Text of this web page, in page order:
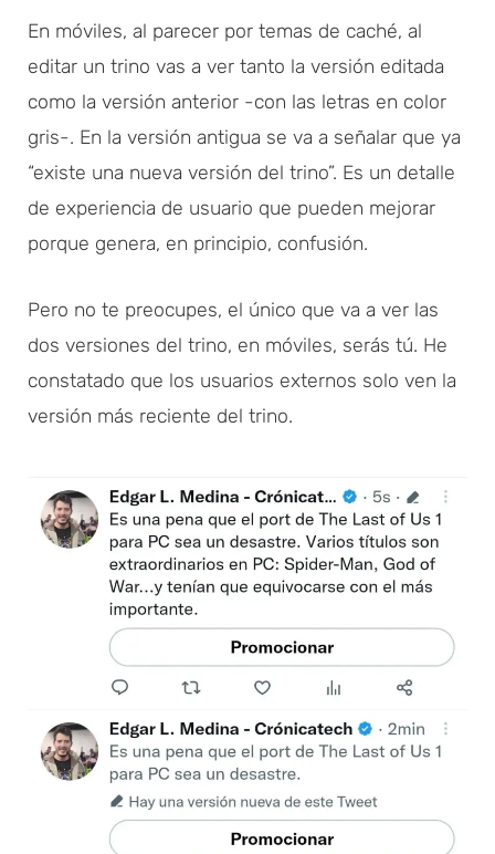
En móviles, al parecer por temas de caché, al
editar un trino vas a ver tanto la versión editada
como la versión anterior -con las letras en color
gris-. En la versión antigua se va a señalar que ya
“existe una nueva versión del trino”. Es un detalle
de experiencia de usuario que pueden mejorar
porque genera, en principio, confusión.
Pero no te preocupes, el único que va a ver las
dos versiones del trino, en móviles, serás tú. He
constatado que los usuarios externos solo ven la
versión más reciente del trino.